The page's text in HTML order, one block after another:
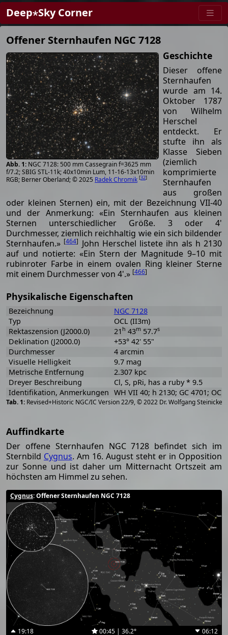
Deep⋆Sky Corner
Offener Sternhaufen NGC 7128
NGC 7128: 500 mm Cassegrain f=3625 mm
f/7.2; SBIG STL-11k; 40x10min Lum, 11-16-13x10min
RGB; Berner Oberland; © 2025 Radek Chromik [32]
Geschichte
Dieser offene
Sternhaufen
wurde am 14.
Oktober 1787
von Wilhelm
Herschel
entdeckt. Er
stufte ihn als
Klasse Sieben
(ziemlich
komprimierte
Sternhaufen
aus großen
oder kleinen Sternen) ein, mit der Bezeichnung VII-40
und der Anmerkung: «Ein Sternhaufen aus kleinen
Sternen unterschiedlicher Größe. 3 oder 4'
Durchmesser, ziemlich reichhaltig wie ein sich bildender
Sternhaufen.» [464] John Herschel listete ihn als h 2130
auf und notierte: «Ein Stern der Magnitude 9–10 mit
rubinroter Farbe in einem ovalen Ring kleiner Sterne
mit einem Durchmesser von 4'.» [466]
Physikalische Eigenschaften
Revised+Historic NGC/IC Version 22/9, © 2022 Dr. Wolfgang Steinicke
Bezeichnung
NGC 7128
Typ
OCL (II3m)
Rektaszension (J2000.0)
21 h 43m57.7s
Deklination (J2000.0)
+53° 42' 55"
Durchmesser
4 arcmin
Visuelle Helligkeit
9.7 mag
Metrische Entfernung
2.307 kpc
Dreyer Beschreibung
Cl, S, pRi, has a ruby * 9.5
Identifikation, Anmerkungen WH VII 40; h 2130; GC 4701; OCL
Auffindkarte
Der offene Sternhaufen NGC 7128 befindet sich im
Sternbild Cygnus. Am 16. August steht er in Opposition
zur Sonne und ist daher um Mitternacht Ortszeit am
höchsten am Himmel zu sehen.
Cygnus: Offener Sternhaufen NGC 7128
19:18 00:45 | 36.2°
06:12